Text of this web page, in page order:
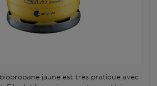
jaune est très pratique avec